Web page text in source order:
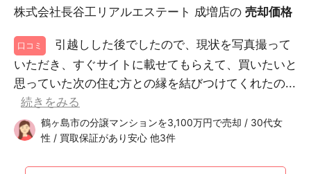
株式会社長谷工リアルエステート 成増店の 売却価格
口コミ
引越しした後でしたので、現状を写真撮って
いただき、すぐサイトに載せてもらえて、買いたいと
思っていた次の住む方との縁を結びつけてくれたの...
続きをみる
鶴ヶ島市の分譲マンションを3,100万円で売却 / 30代女
性 / 買取保証があり安心 他3件